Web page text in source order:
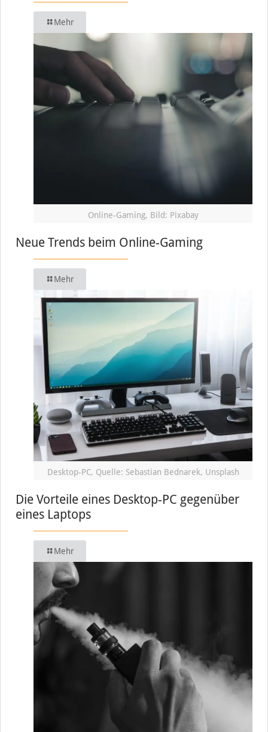
Mehr
Online-Gaming, Bild: Pixabay
Neue Trends beim Online-Gaming
Mehr
Desktop-PC, Quelle: Sebastian Bednarek, Unsplash
Die Vorteile eines Desktop-PC gegenüber
eines Laptops
Mehr